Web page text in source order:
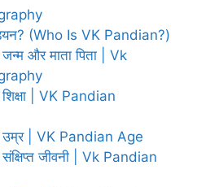
(Who Is VK Pandian?)
और माता पिता | Vk
शिक्षा | VK Pandian
उम्र | VK Pandian Age
जीवनी | Vk Pandian